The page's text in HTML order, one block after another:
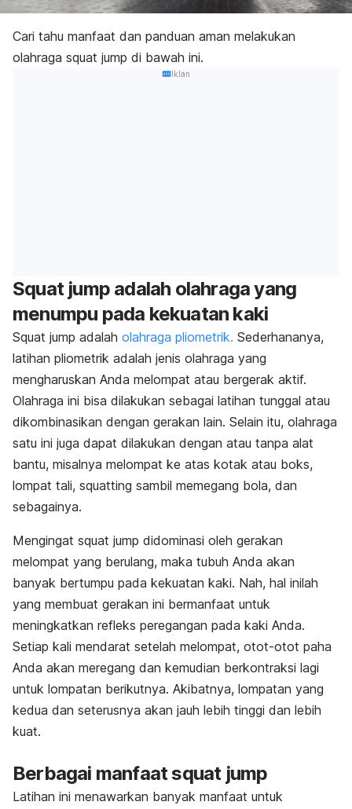
Cari tahu manfaat dan panduan aman melakukan
olahraga squat jump di bawah ini.
Iklan
Squat jump adalah olahraga yang
menumpu pada kekuatan kaki
Squat jump adalah olahraga pliometrik. Sederhananya,
latihan pliometrik adalah jenis olahraga yang
mengharuskan Anda melompat atau bergerak aktif.
Olahraga ini bisa dilakukan sebagai latihan tunggal atau
dikombinasikan dengan gerakan lain. Selain itu, olahraga
satu ini juga dapat dilakukan dengan atau tanpa alat
bantu, misalnya melompat ke atas kotak atau boks,
lompat tali, squatting sambil memegang bola, dan
sebagainya.
Mengingat squat jump didominasi oleh gerakan
melompat yang berulang, maka tubuh Anda akan
banyak bertumpu pada kekuatan kaki. Nah, hal inilah
yang membuat gerakan ini bermanfaat untuk
meningkatkan refleks peregangan pada kaki Anda.
Setiap kali mendarat setelah melompat, otot-otot paha
Anda akan meregang dan kemudian berkontraksi lagi
untuk lompatan berikutnya. Akibatnya, lompatan yang
kedua dan seterusnya akan jauh lebih tinggi dan lebih
kuat.
Berbagai manfaatsquat jump
Latihan ini menawarkan banyak manfaat untuk